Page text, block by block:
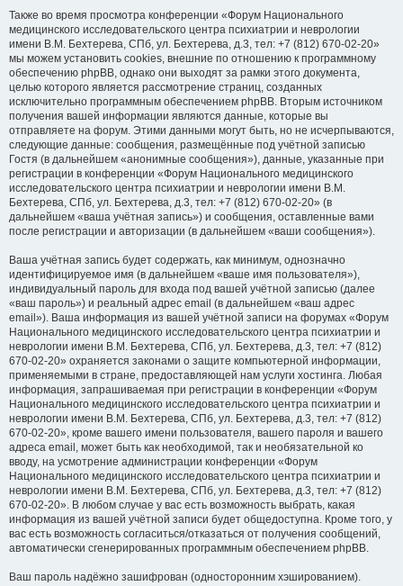
Также во время просмотра конференции «Форум Национального
медицинского исследовательского центра психиатрии и неврологии
имени В.М. Бехтерева, СПб, ул. Бехтерева, д.3, тел: +7 (812) 670-02-20»
мы можем установить cookies, внешние по отношению к программному
обеспечению phpBB, однако они выходят за рамки этого документа,
целью которого является рассмотрение страниц, созданных
исключительно программным обеспечением phpBB. Вторым источником
получения вашей информации являются данные, которые вы
отправляете на форум. Этими данными могут быть, но не исчерпываются,
следующие данные: сообщения, размещённые под учётной записью
Гостя (в дальнейшем «анонимные сообщения»), данные, указанные при
регистрации в конференции «Форум Национального медицинского
исследовательского центра психиатрии и неврологии имени В.М.
Бехтерева, СПб, ул. Бехтерева, д.3, тел: +7 (812) 670-02-20» (в
дальнейшем «ваша учётная запись») и сообщения, оставленные вами
после регистрации и авторизации (в дальнейшем «ваши сообщения»).
Ваша учётная запись будет содержать, как минимум, однозначно
идентифицируемое имя (в дальнейшем «ваше имя пользователя»),
индивидуальный пароль для входа под вашей учётной записью (далее
«ваш пароль») и реальный адрес email (в дальнейшем «ваш адрес
email»). Ваша информация из вашей учётной записи на форумах «Форум
Национального медицинского исследовательского центра психиатрии и
неврологии имени В.М. Бехтерева, СПб, ул. Бехтерева, д.3, тел: +7 (812)
670-02-20» охраняется законами о защите компьютерной информации,
применяемыми в стране, предоставляющей нам услуги хостинга. Любая
информация, запрашиваемая при регистрации в конференции «Форум
Национального медицинского исследовательского центра психиатрии и
неврологии имени В.М. Бехтерева, СПб, ул. Бехтерева, д.3, тел: +7 (812)
670-02-20», кроме вашего имени пользователя, вашего пароля и вашего
адреса email, может быть как необходимой, так и необязательной ко
вводу, на усмотрение администрации конференции «Форум
Национального медицинского исследовательского центра психиатрии и
неврологии имени В.М. Бехтерева, СПб, ул. Бехтерева, д.3, тел: +7 (812)
670-02-20». В любом случае у вас есть возможность выбрать, какая
информация из вашей учётной записи будет общедоступна. Кроме того, у
вас есть возможность согласиться/отказаться от получения сообщений,
автоматически сгенерированных программным обеспечением phpBB.
Ваш пароль надёжно зашифрован (односторонним хэшированием).